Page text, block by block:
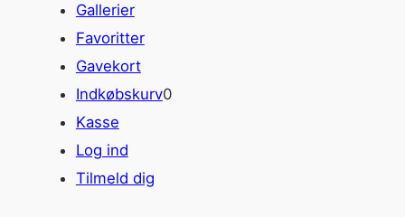
Gallerier
Favoritter
Gavekort
Indkøbskurv0
Kasse
Log ind
Tilmeld dig